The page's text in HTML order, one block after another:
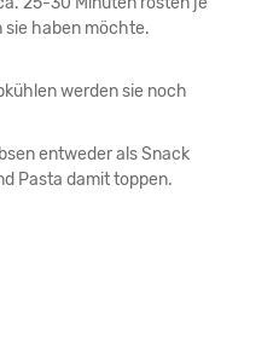
sie haben möchte.
werden sie noch
entweder als Snack
Pasta damit toppen.